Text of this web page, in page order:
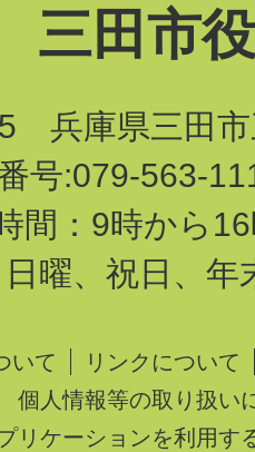
三田市
兵庫県三田市
号:079-563-
間：9時から
曜、祝日、年
いて
リンクについて
個人情報等の取り扱い
リケーションを利用す